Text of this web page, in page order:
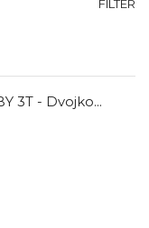
FILTER
Pec Na Pizzu, BABY/BABY 3T - Dvojkomorová Pizza Pec